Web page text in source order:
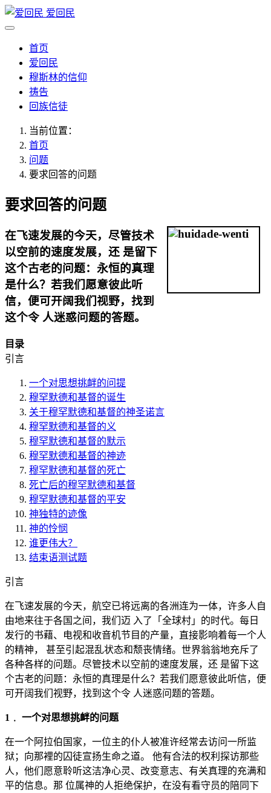
爱回民
首页
爱回民
穆斯林的信仰
祷告
回族信徒
当前位置：
首页
问题
要求回答的问题
要求回答的问题
在飞速发展的今天，尽管技术
以空前的速度发展，还 是留下
这个古老的问题：永恒的真理
是什么？若我们愿意彼此听
信，便可开阔我们视野，找到
这个令 人迷惑问题的答题。
目录
引言
一个对思想挑衅的问提
穆罕默德和基督的诞生
关于穆罕默德和基督的神圣诺言
穆罕默德和基督的义
穆罕默德和基督的默示
穆罕默德和基督的神迹
穆罕默德和基督的死亡
死亡后的穆罕默德和基督
穆罕默德和基督的平安
神独特的迹像
神的怜悯
谁更伟大？
结束语测试题
引言
在飞速发展的今天，航空已将远离的各洲连为一体，许多人自
由地来往于各国之间，我们迈 入了「全球村」的时代。每日
发行的书藉、电视和收音机节目的产量，直接影响着每一个人
的精神， 甚至引起混乱状态和颓丧情绪。世界翁翁地充斥了
各种各样的问题。尽管技术以空前的速度发展，还 是留下这
个古老的问题：永恒的真理是什么？若我们愿意彼此听信，便
可开阔我们视野，找到这个令 人迷惑问题的答题。
1﹒ 一个对思想挑衅的问题
在一个阿拉伯国家，一位主的仆人被准许经常去访问一所监
狱；向那裡的囚徒宣扬生命之道。 他有合法的权利探访那些
人，他们愿意聆听这洁净心灵、改变意志、有关真理的充满和
平的信息。那 位属神的人拒绝保护，在没有看守员的陪同下